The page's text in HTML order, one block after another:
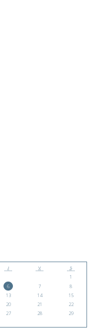
J V S
1
6 7
8
13 14
15
20 21
22
27 28
29